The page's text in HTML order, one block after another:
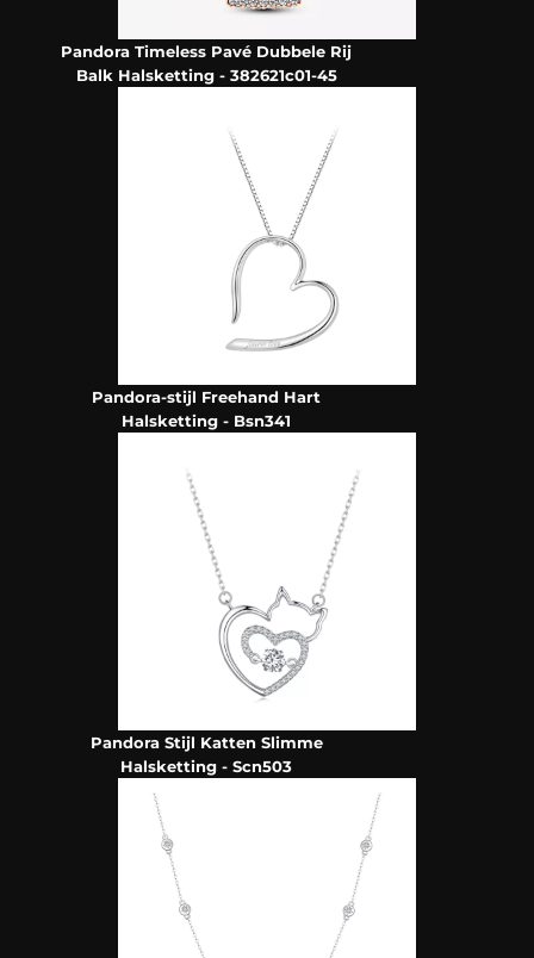
Pandora Timeless Pavé Dubbele Rij
Balk Halsketting - 382621c01-45
Pandora-stijl Freehand Hart
Halsketting - Bsn341
Pandora Stijl Katten Slimme
Halsketting - Scn503